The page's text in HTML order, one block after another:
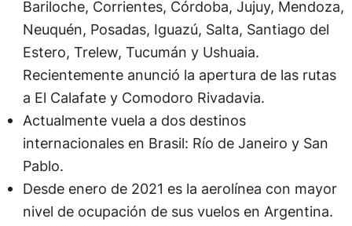
Bariloche, Corrientes, Córdoba, Jujuy, Mendoza,
Neuquén, Posadas, Iguazú, Salta, Santiago del
Estero, Trelew, Tucumán y Ushuaia.
Recientemente anunció la apertura de las rutas
a El Calafate y Comodoro Rivadavia.
Actualmente vuela a dos destinos
internacionales en Brasil: Río de Janeiro y San
Pablo.
Desde enero de 2021 es la aerolínea con mayor
nivel de ocupación de sus vuelos en Argentina.